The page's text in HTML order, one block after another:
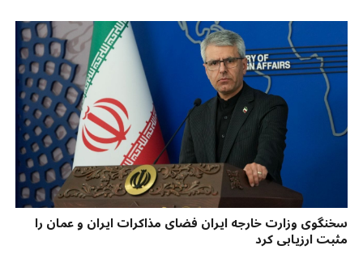
سخنگوی وزارت خارجه ایران فضای مذاکرات ایران و عمان را
مثبت ارزیابی کرد